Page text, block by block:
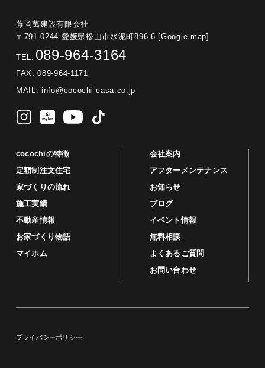
藤岡萬建設有限会社
〒791-0244 愛媛県松山市水泥町896-6
[Google map]
TEL. 089-964-3164
FAX. 089-964-1171
MAIL: info@cocochi-casa.co.jp
cocochiの特徴
定額制注文住宅
家づくりの流れ
施工実績
不動産情報
お家づくり物語
マイホム
会社案内
アフターメンテナンス
お知らせ
ブログ
イベント情報
無料相談
よくあるご質問
お問い合わせ
プライバシーポリシー